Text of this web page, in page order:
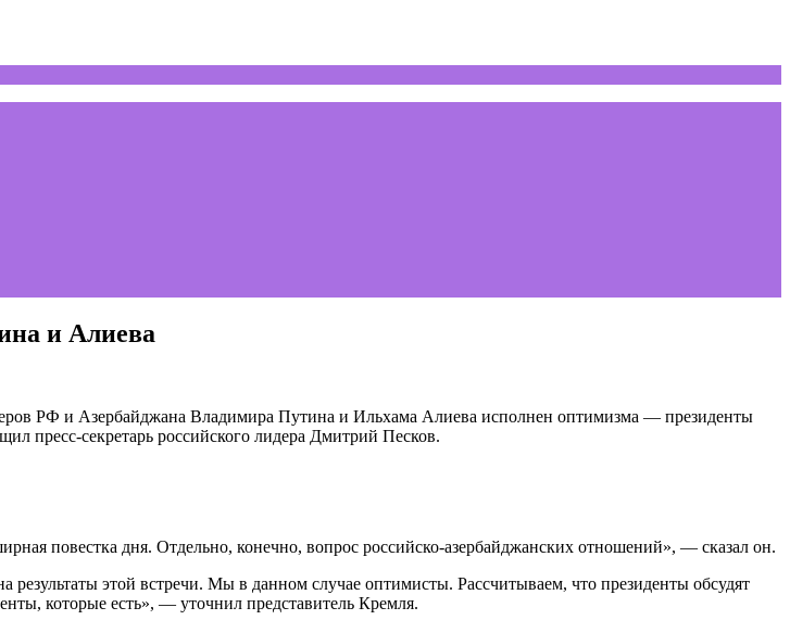
и Алиева
РФ и Азербайджана Владимира Путина и Ильхама Алиева исполнен оптимизма — президенты
пресс-секретарь российского лидера Дмитрий Песков.
повестка дня. Отдельно, конечно, вопрос российско-азербайджанских отношений», — сказал он.
результаты этой встречи. Мы в данном случае оптимисты. Рассчитываем, что президенты обсудят
которые есть», — уточнил представитель Кремля.